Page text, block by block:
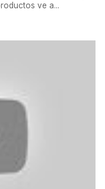
ve a...